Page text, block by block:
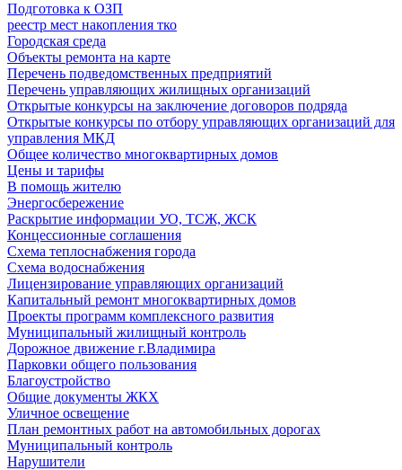
Подготовка к ОЗП
реестр мест накопления тко
Городская среда
Объекты ремонта на карте
Перечень подведомственных предприятий
Перечень управляющих жилищных организаций
Открытые конкурсы на заключение договоров подряда
Открытые конкурсы по отбору управляющих организаций для
управления МКД
Общее количество многоквартирных домов
Цены и тарифы
В помощь жителю
Энергосбережение
Раскрытие информации УО, ТСЖ, ЖСК
Концессионные соглашения
Схема теплоснабжения города
Схема водоснабжения
Лицензирование управляющих организаций
Капитальный ремонт многоквартирных домов
Проекты программ комплексного развития
Муниципальный жилищный контроль
Дорожное движение г.Владимира
Парковки общего пользования
Благоустройство
Общие документы ЖКХ
Уличное освещение
План ремонтных работ на автомобильных дорогах
Муниципальный контроль
Нарушители